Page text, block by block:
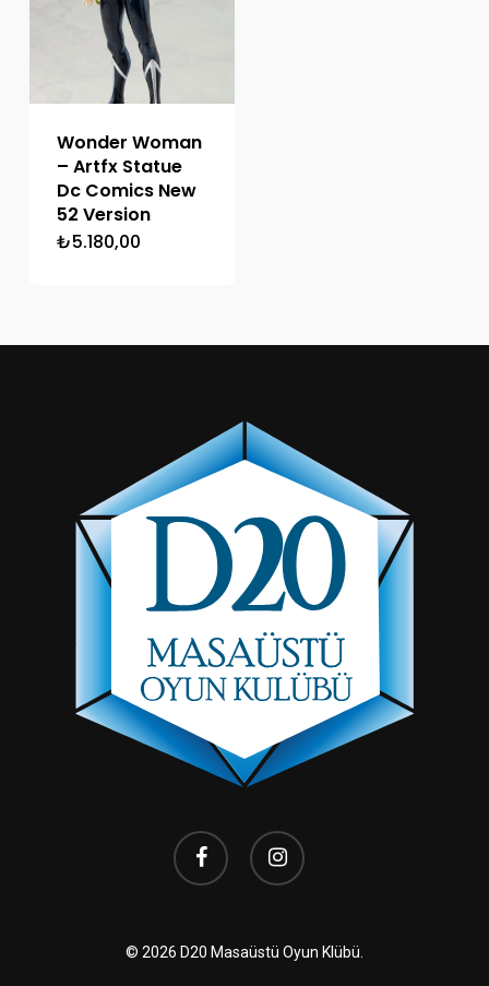
Wonder Woman
– Artfx Statue
Dc Comics New
52 Version
₺5.180,00
facebook instagram
© 2026 D20 Masaüstü Oyun Klübü.